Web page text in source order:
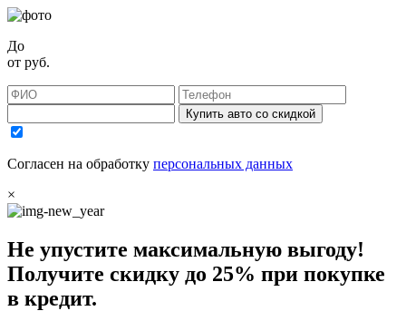
До
от руб.
Купить авто со скидкой
Согласен на обработку персональных данных
×
Не упустите максимальную выгоду!
Получите скидку до 25% при покупке
в кредит.